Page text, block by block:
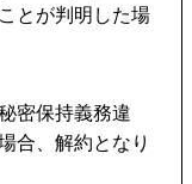
とが判明した場
密保持義務違
合、解約となり